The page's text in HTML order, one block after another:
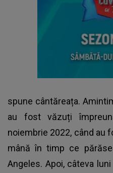
spune cântăreața.
au fost văzuți
noiembrie 2022, când au
mână în timp ce
Angeles. Apoi, câteva